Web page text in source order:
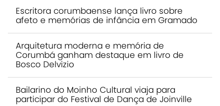
Escritora corumbaense lança livro sobre
afeto e memórias de infância em Gramado
Arquitetura moderna e memória de
Corumbá ganham destaque em livro de
Bosco Delvizio
Bailarino do Moinho Cultural viaja para
participar do Festival de Dança de Joinville